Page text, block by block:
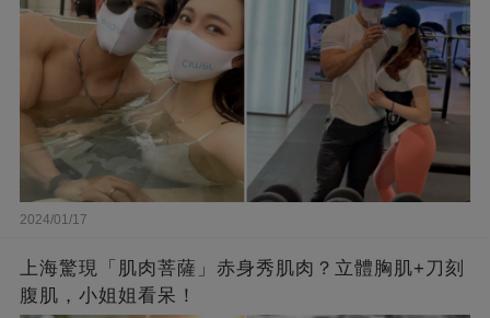
2024/01/17
上海驚現「肌肉菩薩」赤身秀肌肉？立體胸肌+刀刻
腹肌，小姐姐看呆！